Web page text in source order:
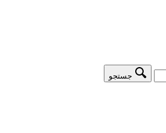
جستجو